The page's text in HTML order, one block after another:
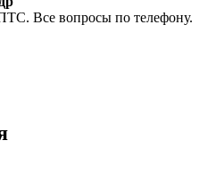
Все вопросы по телефону.